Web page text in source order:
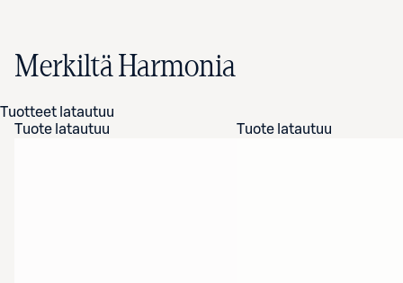
Merkiltä Harmonia
Tuotteet latautuu
Tuote latautuu
Tuote latautuu